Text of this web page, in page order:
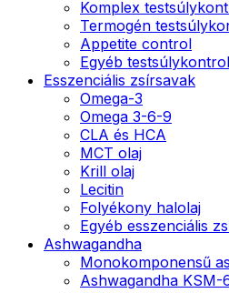
Komplex
Termogén
Appetite control
Egyéb
Esszenciális zsírsavak
Omega-3
Omega 3-6-9
CLA és HCA
MCT olaj
Krill olaj
Lecitin
Folyékony halolaj
Egyéb esszenciális
Ashwagandha
Monokomponensű
Ashwagandha KSM-